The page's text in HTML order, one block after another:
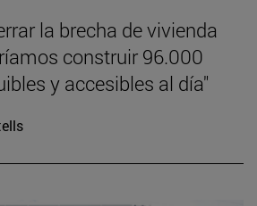
la brecha de vivienda
construir 96.000
y accesibles al día"